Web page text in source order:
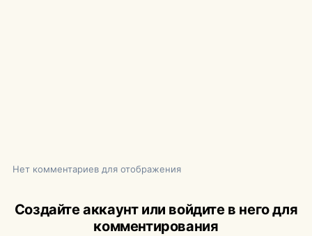
Нет комментариев для отображения
Создайте аккаунт или войдите в него для
комментирования